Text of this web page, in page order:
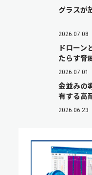
グラスが
2026.07.08
ドロー
たらす脅
2026.07.01
金並みの
有する高
2026.06.23